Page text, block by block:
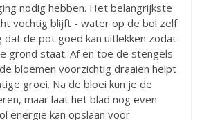
nodig hebben. Het belangrijkste
vochtig blijft - water op de bol zelf
dat de pot goed kan uitlekken zodat
grond staat. Af en toe de stengels
bloemen voorzichtig draaien helpt
groei. Na de bloei kun je de
maar laat het blad nog even
energie kan opslaan voor